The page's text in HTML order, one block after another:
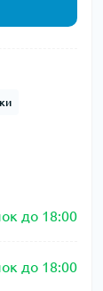
до 18:00
до 18:00